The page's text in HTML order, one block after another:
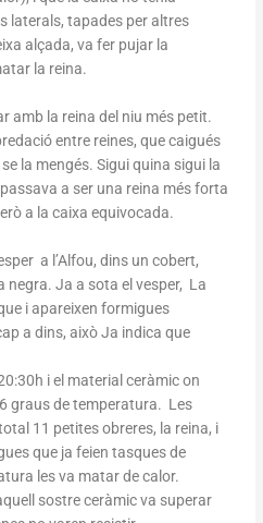
laterals, tapades per altres
alçada, va fer pujar la
la reina.
amb la reina del niu més petit.
entre reines, que caigués
la mengés. Sigui quina sigui la
a ser una reina més forta
a la caixa equivocada.
a l’Alfou, dins un cobert,
negra. Ja a sota el vesper, La
i apareixen formigues
a dins, això Ja indica que
i el material ceràmic on
graus de temperatura. Les
11 petites obreres, la reina, i
que ja feien tasques de
les va matar de calor.
sostre ceràmic va superar